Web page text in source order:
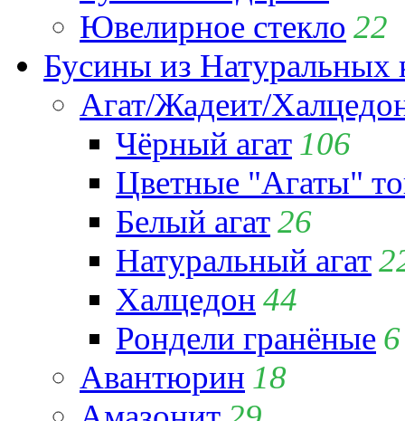
Ювелирное стекло 22
Бусины из Натуральных
Агат/Жадеит/
Чёрный агат 106
Цветные "Агаты"
Белый агат26
Натуральный агат
Халцедон 44
Рондели гранёные 6
Авантюрин 18